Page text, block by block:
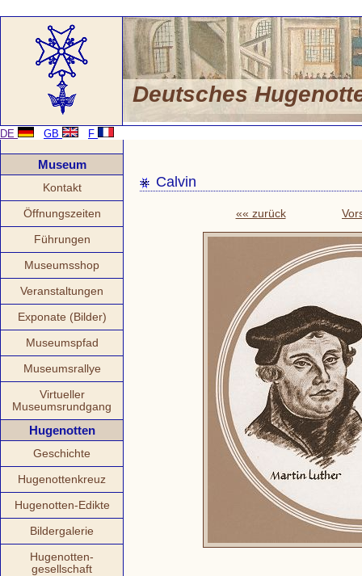
Deutsches
DE GB F
Museum
Kontakt
Öffnungszeiten
Führungen
Museumsshop
Veranstaltungen
Exponate (Bilder)
Museumspfad
Museumsrallye
Virtueller
Museumsrundgang
Hugenotten
Geschichte
Hugenottenkreuz
Hugenotten-Edikte
Bildergalerie
Hugenotten-
gesellschaft
Calvin
«« zurück